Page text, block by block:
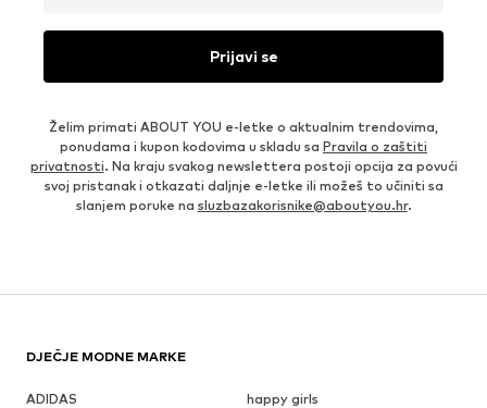
Prijavi se
Želim primati ABOUT YOU e-letke o aktualnim trendovima,
ponudama i kupon kodovima u skladu sa Pravila o zaštiti
privatnosti. Na kraju svakog newslettera postoji opcija za povući
svoj pristanak i otkazati daljnje e-letke ili možeš to učiniti sa
slanjem poruke na sluzbazakorisnike@aboutyou.hr.
DJEČJE MODNE MARKE
ADIDAS
happy girls